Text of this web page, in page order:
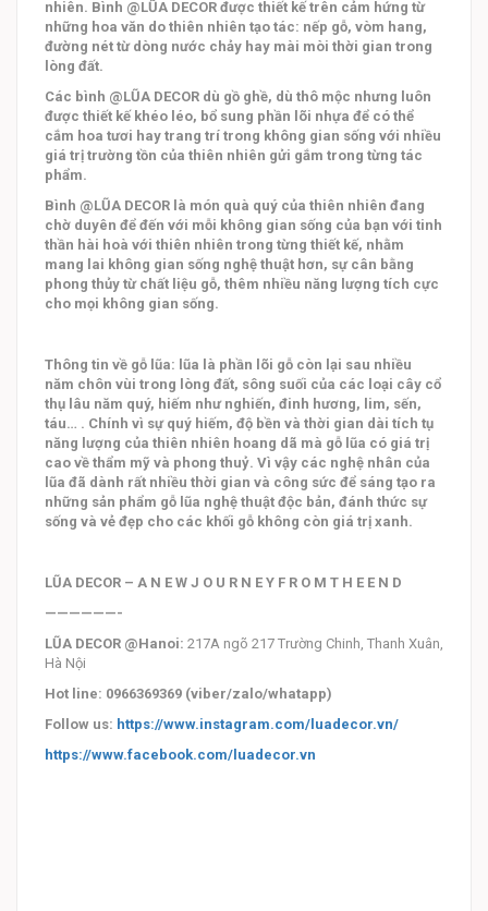
nhiên. Bình @LŨA DECOR được thiết kế trên cảm hứng từ
những hoa văn do thiên nhiên tạo tác: nếp gỗ, vòm hang,
đường nét từ dòng nước chảy hay mài mòi thời gian trong
lòng đất.
Các bình @LŨA DECOR dù gồ ghề, dù thô mộc nhưng luôn
được thiết kế khéo léo, bổ sung phần lõi nhựa để có thể
cắm hoa tươi hay trang trí trong không gian sống với nhiều
giá trị trường tồn của thiên nhiên gửi gắm trong từng tác
phẩm.
Bình @LŨA DECOR là món quà quý của thiên nhiên đang
chờ duyên để đến với mỗi không gian sống của bạn với tinh
thần hài hoà với thiên nhiên trong từng thiết kế, nhằm
mang lai không gian sống nghệ thuật hơn, sự cân bằng
phong thủy từ chất liệu gỗ, thêm nhiều năng lượng tích cực
cho mọi không gian sống.
Thông tin về gỗ lũa: lũa là phần lõi gỗ còn lại sau nhiều
năm chôn vùi trong lòng đất, sông suối của các loại cây cổ
thụ lâu năm quý, hiếm như nghiến, đinh hương, lim, sến,
táu… . Chính vì sự quý hiếm, độ bền và thời gian dài tích tụ
năng lượng của thiên nhiên hoang dã mà gỗ lũa có giá trị
cao về thẩm mỹ và phong thuỷ. Vì vậy các nghệ nhân của
lũa đã dành rất nhiều thời gian và công sức để sáng tạo ra
những sản phẩm gỗ lũa nghệ thuật độc bản, đánh thức sự
sống và vẻ đẹp cho các khối gỗ không còn giá trị xanh.
LŨA DECOR – A N E W J O U R N E Y F R O M T H E E N D
——————-
LŨA DECOR @Hanoi: 217A ngõ 217 Trường Chinh, Thanh Xuân,
Hà Nội
Hot line: 0966369369 (viber/zalo/whatapp)
Follow us: https://www.instagram.com/luadecor.vn/
https://www.facebook.com/luadecor.vn